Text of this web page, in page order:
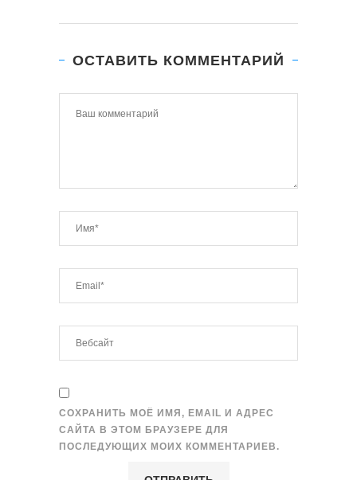
ОСТАВИТЬ КОММЕНТАРИЙ
СОХРАНИТЬ МОЁ ИМЯ, EMAIL И АДРЕС
САЙТА В ЭТОМ БРАУЗЕРЕ ДЛЯ
ПОСЛЕДУЮЩИХ МОИХ КОММЕНТАРИЕВ.